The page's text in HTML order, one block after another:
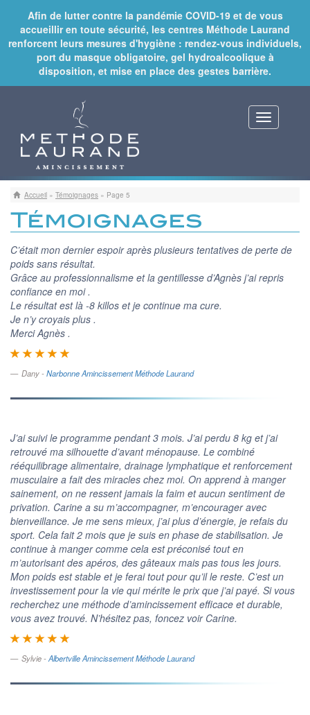
Afin de lutter contre la pandémie COVID-19 et de vous
accueillir en toute sécurité, les centres Méthode Laurand
renforcent leurs mesures d'hygiène : rendez-vous individuels,
port du masque obligatoire, gel hydroalcoolique à
disposition, et mise en place des gestes barrière.
Toggle
Accueil » Témoignages » Page 5
Témoignages
C’était mon dernier espoir après plusieurs tentatives de perte de
poids sans résultat.
Grâce au professionnalisme et la gentillesse d’Agnès j’ai repris
confiance en moi .
Le résultat est là -8 killos et je continue ma cure.
Je n’y croyais plus .
Merci Agnès .
Dany -Narbonne Amincissement Méthode Laurand
J’ai suivi le programme pendant 3 mois. J’ai perdu 8 kg et j’ai
retrouvé ma silhouette d’avant ménopause. Le combiné
rééquilibrage alimentaire, drainage lymphatique et renforcement
musculaire a fait des miracles chez moi. On apprend à manger
sainement, on ne ressent jamais la faim et aucun sentiment de
privation. Carine a su m’accompagner, m’encourager avec
bienveillance. Je me sens mieux, j’ai plus d’énergie, je refais du
sport. Cela fait 2 mois que je suis en phase de stabilisation. Je
continue à manger comme cela est préconisé tout en
m’autorisant des apéros, des gâteaux mais pas tous les jours.
Mon poids est stable et je ferai tout pour qu’il le reste. C’est un
investissement pour la vie qui mérite le prix que j’ai payé. Si vous
recherchez une méthode d’amincissement efficace et durable,
vous avez trouvé. N’hésitez pas, foncez voir Carine.
Sylvie -Albertville Amincissement Méthode Laurand